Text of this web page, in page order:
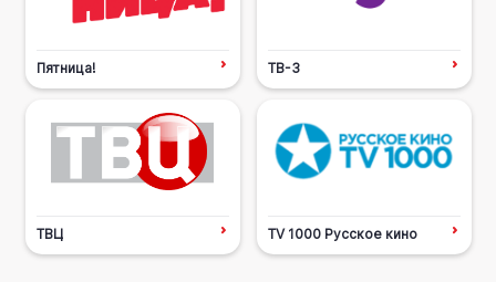
Пятница! ТВ-3
ТВЦ TV 1000 Русское кино